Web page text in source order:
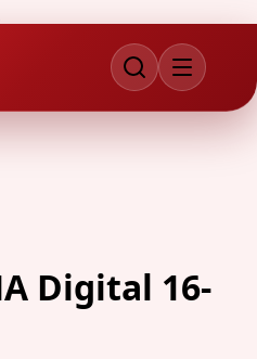
Digital 16-